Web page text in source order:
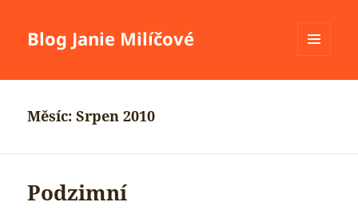
Blog Janie Milíčové
Měsíc:Srpen 2010
Podzimní